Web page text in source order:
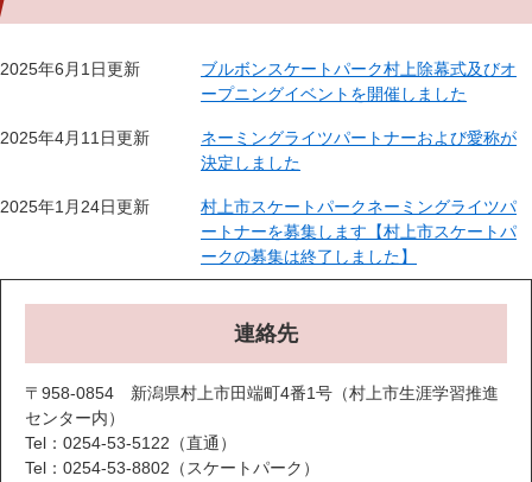
2025年6月1日更新
ブルボンスケートパーク村上除幕式及びオ
ープニングイベントを開催しました
2025年4月11日更新
ネーミングライツパートナーおよび愛称が
決定しました
2025年1月24日更新
村上市スケートパークネーミングライツパ
ートナーを募集します【村上市スケートパ
ークの募集は終了しました】
連絡先
〒958-0854 新潟県村上市田端町4番1号（村上市生涯学習推進
センター内）
Tel：0254-53-5122
直通
Tel：0254-53-8802
スケートパーク